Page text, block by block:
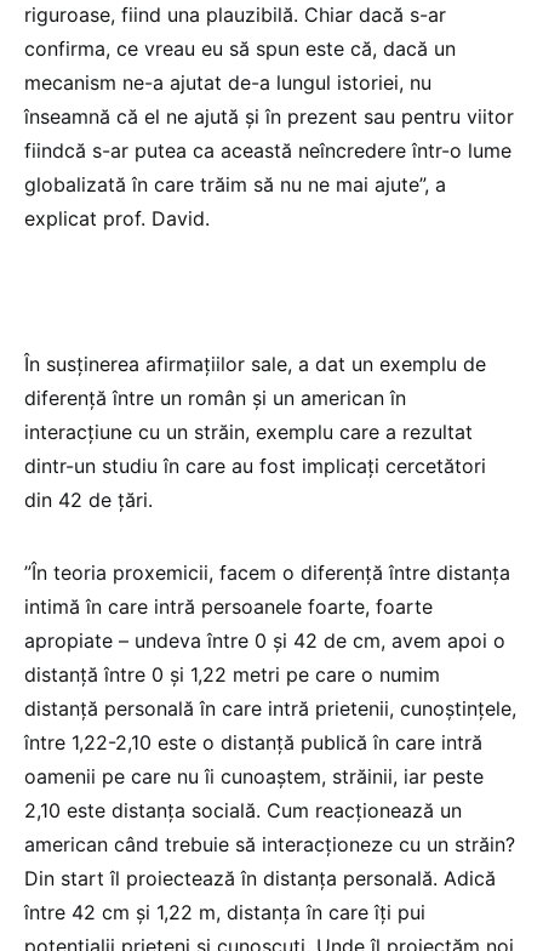
riguroase, fiind una plauzibilă. Chiar dacă s-ar
confirma, ce vreau eu să spun este că, dacă un
mecanism ne-a ajutat de-a lungul istoriei, nu
înseamnă că el ne ajută și în prezent sau pentru viitor
fiindcă s-ar putea ca această neîncredere într-o lume
globalizată în care trăim să nu ne mai ajute”, a
explicat prof. David.
În susținerea afirmațiilor sale, a dat un exemplu de
diferență între un român și un american în
interacțiune cu un străin, exemplu care a rezultat
dintr-un studiu în care au fost implicați cercetători
din 42 de țări.
”În teoria proxemicii, facem o diferență între distanța
intimă în care intră persoanele foarte, foarte
apropiate – undeva între 0 și 42 de cm, avem apoi o
distanță între 0 și 1,22 metri pe care o numim
distanță personală în care intră prietenii, cunoștințele,
între 1,22-2,10 este o distanță publică în care intră
oamenii pe care nu îi cunoaștem, străinii, iar peste
2,10 este distanța socială. Cum reacționează un
american când trebuie să interacționeze cu un străin?
Din start îl proiectează în distanța personală. Adică
între 42 cm și 1,22 m, distanța în care îți pui
potențialii prieteni și cunoscuți. Unde îl proiectăm noi